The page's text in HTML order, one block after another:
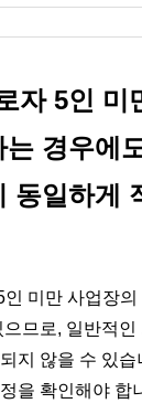
자 5인 미
는 경우에
동일하게
미만 사업장의
므로, 일반적인
지 않을 수 있습
을 확인해야 합